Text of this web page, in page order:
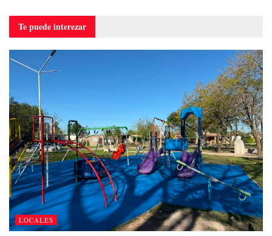
Te puedeinterezar
LOCALES